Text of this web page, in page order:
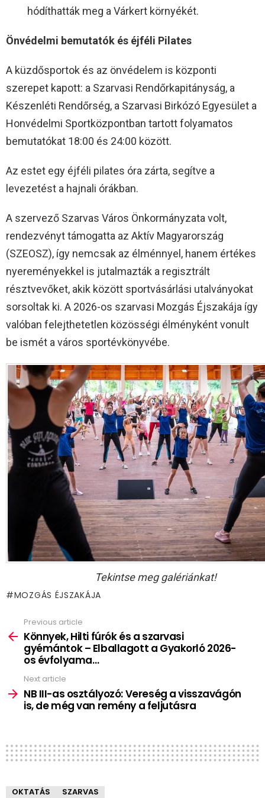
hódíthatták meg a Várkert környékét.
Önvédelmi bemutatók és éjféli Pilates
A küzdősportok és az önvédelem is központi
szerepet kapott: a Szarvasi Rendőrkapitányság, a
Készenléti Rendőrség, a Szarvasi Birkózó Egyesület a
Honvédelmi Sportközpontban tartott folyamatos
bemutatókat 18:00 és 24:00 között.
Az estet egy éjféli pilates óra zárta, segítve a
levezetést a hajnali órákban.
A szervező Szarvas Város Önkormányzata volt,
rendezvényt támogatta az Aktív Magyarország
(SZEOSZ), így nemcsak az élménnyel, hanem értékes
nyereményekkel is jutalmazták a regisztrált
résztvevőket, akik között sportvásárlási utalványokat
sorsoltak ki. A 2026-os szarvasi Mozgás Éjszakája így
valóban felejthetetlen közösségi élményként vonult
be ismét a város sportévkönyvébe.
Tekintse meg galériánkat!
MOZGÁS ÉJSZAKÁJA
more
Previous article
Könnyek, Hilti fúrók és a szarvasi
gyémántok – Elballagott a Gyakorló 2026-
os évfolyama…
Next article
NB III-as osztályozó: Vereség a visszavágón
is, de még van remény a feljutásra
OKTATÁS SZARVAS